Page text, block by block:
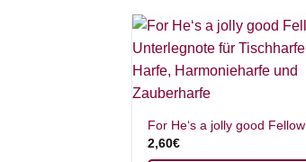
For He‘s a jolly good Fellow
2,60€